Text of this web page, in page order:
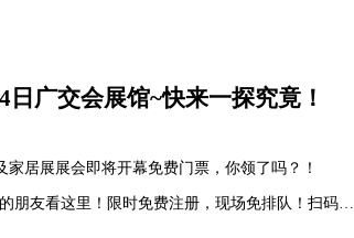
广交会展馆~快来一探究竟！
家居展展会即将开幕免费门票，你领了吗？！
友看这里！限时免费注册，现场免排队！扫码登